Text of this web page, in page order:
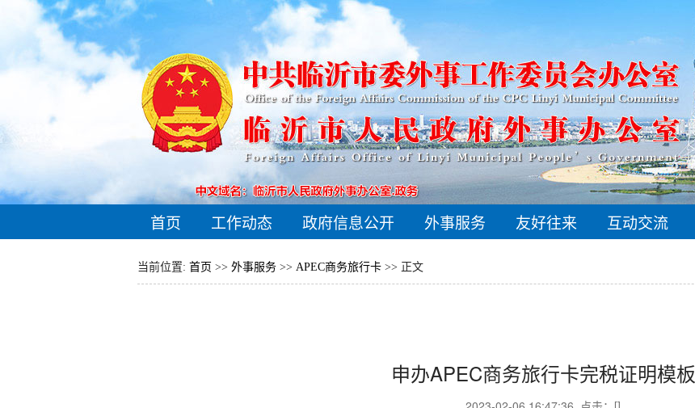
首页 工作动态 政府信息公开 外事服务 友好往来 互动交流
当前位置: 首页 >> 外事服务 >> APEC商务旅行卡 >> 正文
申办APEC商务旅行卡完税证明模板